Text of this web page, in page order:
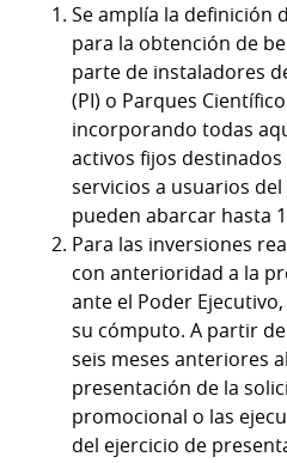
Se amplía la definición
para la obtención de
parte de instaladores
(PI) o Parques
incorporando todas
activos fijos
servicios a usuarios
pueden abarcar hasta
Para las inversiones
con anterioridad a la
ante el Poder
su cómputo. A partir
seis meses anteriores
presentación de la
promocional o las
del ejercicio de